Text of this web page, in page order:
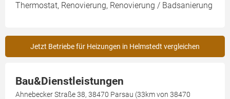
Thermostat, Renovierung, Renovierung / Badsanierung
Jetzt Betriebe für Heizungen in Helmstedt vergleichen
Bau&Dienstleistungen
Ahnebecker Straße 38, 38470 Parsau (33km von 38470